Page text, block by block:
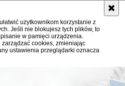
użytkownikom korzystanie z
Jeśli nie blokujesz tych plików, to
w pamięci urządzenia.
cookies, zmieniając
ustawienia przeglądarki oznacza